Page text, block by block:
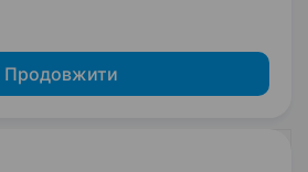
Продовжити